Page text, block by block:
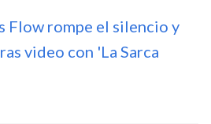
Flow rompe el silencio y
video con 'La Sarca